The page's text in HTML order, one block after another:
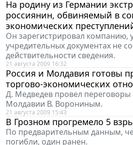
На родину из Германии
россиянин, обвиняемый в
экономических
Он зарегистрировал компанию,
учредительных документах не
действительности сведения.
21 августа 2009 16:32
Россия и Молдавия готовы
торгово-экономических
Д. Медведев провел переговоры
Молдавии В. Ворониным.
21 августа 2009 15:43
В Грозном прогремело 5
По предварительным данным,
погибли, один ранен.